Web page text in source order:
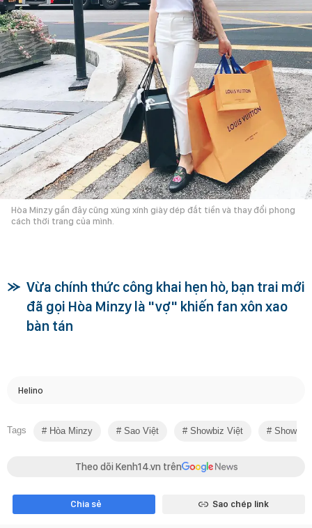
Hòa Minzy gần đây cũng xúng xính giày dép đắt tiền và thay đổi phong
cách thời trang của mình.
Vừa chính thức công khai hẹn hò, bạn trai mới
đã gọi Hòa Minzy là "vợ" khiến fan xôn xao
bàn tán
Helino
Tags Hòa Minzy Sao Việt Showbiz Việt Showbiz
Theo dõi Kenh14.vn trên
Chia sẻ Sao chép link